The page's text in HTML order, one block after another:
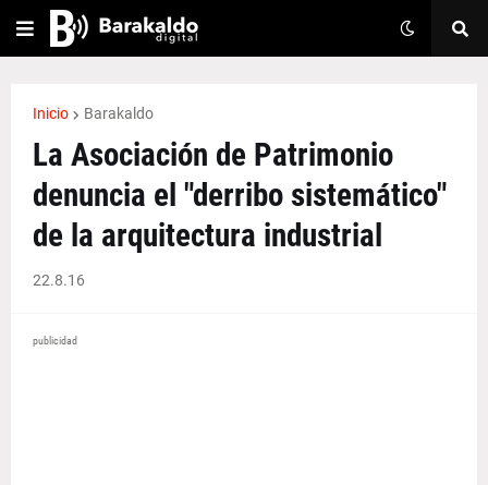
Inicio Barakaldo
La Asociación de Patrimonio
denuncia el "derribo sistemático"
de la arquitectura industrial
22.8.16
publicidad